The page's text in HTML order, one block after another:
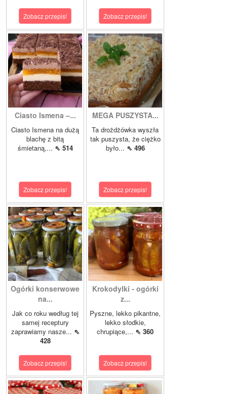
Zobacz przepis! Zobacz przepis!
Ciasto Ismena –...
Ciasto Ismena na dużą
blachę z bitą
śmietaną,... ⇖ 514
Zobacz przepis!
MEGA PUSZYSTA...
Ta drożdżówka wyszła
tak puszysta, że ciężko
było... ⇖ 496
Zobacz przepis!
Ogórki konserwowe
na...
Jak co roku według tej
samej receptury
zaprawiamy nasze... ⇖
428
Zobacz przepis!
Krokodylki - ogórki
z...
Pyszne, lekko pikantne,
lekko słodkie,
chrupiące,... ⇖ 360
Zobacz przepis!